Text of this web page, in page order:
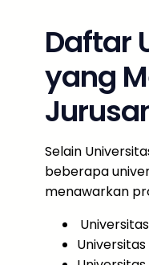
Daftar
yang
Selain
beberapa
menawarkan